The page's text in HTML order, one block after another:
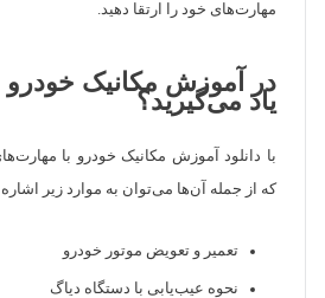
مهارت‌های خود را ارتقا دهید.
در آموزش مکانیک خودرو
یاد می‌گیرید؟
با دانلود آموزش مکانیک خودرو با
که از جمله آن‌ها می‌توان به موارد زیر
تعمیر و تعویض موتور خودرو
نحوه عیب‌یابی با دستگاه دیاگ